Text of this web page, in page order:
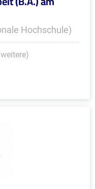
Hochschule)